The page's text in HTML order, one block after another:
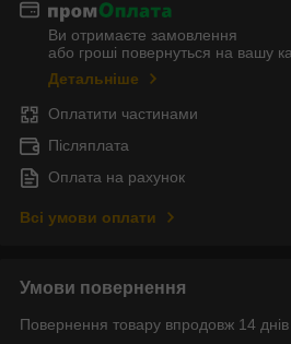
Ви отримаєте замовлення
або гроші повернуться на вашу
Детальніше
Оплатити частинами
Післяплата
Оплата на рахунок
Всі умови оплати
Умови повернення
Повернення товару впродовж 14